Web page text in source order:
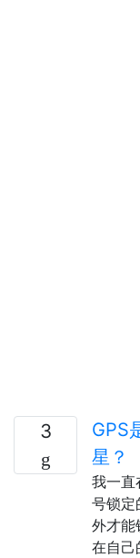
3
GPS
星？
我一直
号锁定
外才能
在自己